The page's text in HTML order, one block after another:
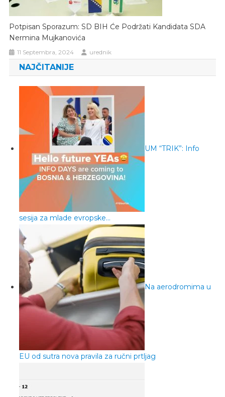
Potpisan Sporazum: SD BIH Će Podržati Kandidata SDA
Nermina Mujkanovića
11 Septembra, 2024 urednik
NAJČITANIJE
UM “TRIK”: Info
sesija za mlade evropske…
Na aerodromima u
EU od sutra nova pravila za ručni prtljag